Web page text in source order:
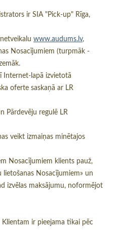
ir SIA "Pick-up" Rīga,
www.audums.lv,
Nosacījumiem (turpmāk -
Internet-lapā izvietotā
oferte saskaņā ar LR
Pārdevēju regulē LR
veikt izmaiņas minētajos
Nosacījumiem klients pauž,
lietošanas Nosacījumiem» un
izvēlas maksājumu, noformējot
ir pieejama tikai pēc